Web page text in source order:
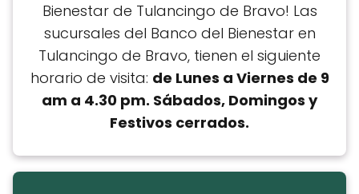
Bienestar de Tulancingo de Bravo! Las
sucursales del Banco del Bienestar en
Tulancingo de Bravo, tienen el siguiente
horario de visita: de Lunes a Viernes de 9
am a 4.30 pm. Sábados, Domingos y
Festivos cerrados.